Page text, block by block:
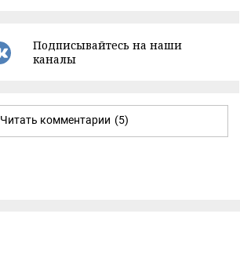
Подписывайтесь на наши
каналы
Читать комментарии (5)